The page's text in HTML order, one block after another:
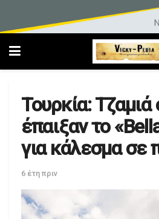
Τουρκία:
έπαιξαν το
για κάλεσμα σε
6 έτη πριν